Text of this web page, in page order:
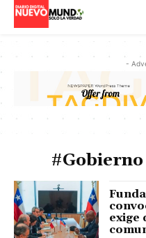
-
exige